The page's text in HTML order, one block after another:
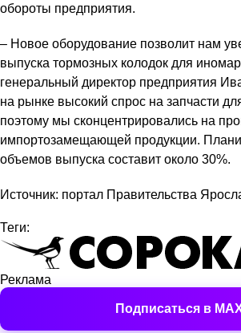
обороты предприятия.
– Новое оборудование позволит нам
выпуска тормозных колодок для
генеральный директор предприятия
на рынке высокий спрос на запчасти
поэтому мы сконцентрировались на
импортозамещающей продукции.
объемов выпуска составит около 30%.
Источник: портал Правительства
Теги:
Реклама
Подписаться в